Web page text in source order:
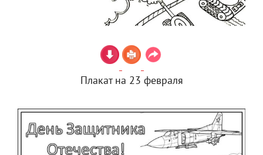
Плакат на 23 февраля